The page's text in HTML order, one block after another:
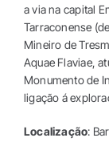
a via na capital
Tarraconense
Mineiro de
Aquae Flaviae,
Monumento de
ligação á
Localização: